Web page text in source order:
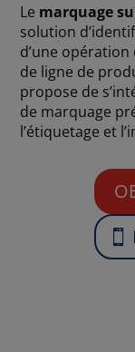
Le marquage
solution
d’une
de ligne de
propose de
de marquage
l’étiquetage et